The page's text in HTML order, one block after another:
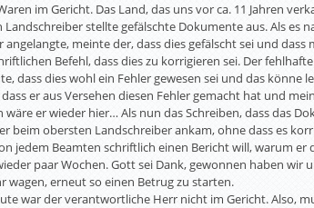
im Gericht. Das Land, das uns vor ca. 11 Jahren
Landschreiber stellte gefälschte Dokumente aus. Als es
angelangte, meinte der, dass dies gefälscht sei und
Befehl, dass dies zu korrigieren sei. Der
dass dies wohl ein Fehler gewesen sei und das könne
dass er aus Versehen diesen Fehler gemacht hat und
wäre er wieder hier… Als nun das Schreiben, dass das
beim obersten Landschreiber ankam, ohne dass es
jedem Beamten schriftlich einen Bericht will, warum
paar Wochen. Gott sei Dank, gewonnen haben wir
wagen, erneut so einen Betrug zu starten.
war der verantwortliche Herr nicht im Gericht. Also,